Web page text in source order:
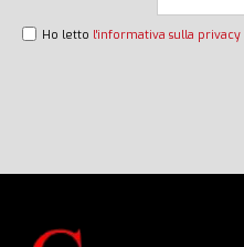
Ho letto l'informativa sulla privacy